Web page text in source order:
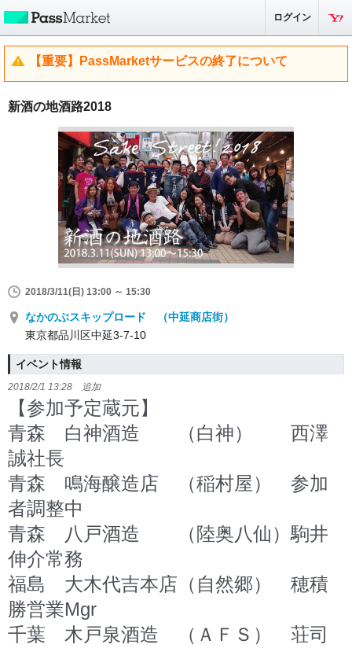
ログイン
【重要】PassMarketサービスの終了について
新酒の地酒路2018
2018/3/11(日) 13:00 ～ 15:30
なかのぶスキップロード （中延商店街）
東京都品川区中延3-7-10
イベント情報
2018/2/1 13:28 追加
【参加予定蔵元】
青森 白神酒造 （白神） 西澤
誠社長
青森 鳴海醸造店 （稲村屋） 参加
者調整中
青森 八戸酒造 （陸奥八仙）駒井
伸介常務
福島 大木代吉本店（自然郷） 穂積
勝営業Mgr
千葉 木戸泉酒造 （ＡＦＳ） 荘司